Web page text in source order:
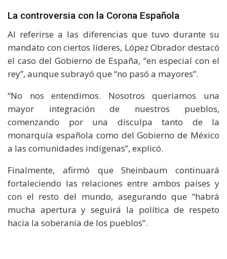
La controversia con la Corona Española
Al referirse a las diferencias que tuvo durante su
mandato con ciertos líderes, López Obrador destacó
el caso del Gobierno de España, “en especial con el
rey”, aunque subrayó que “no pasó a mayores”.
“No nos entendimos. Nosotros queríamos una
mayor integración de nuestros pueblos,
comenzando por una disculpa tanto de la
monarquía española como del Gobierno de México
a las comunidades indígenas”, explicó.
Finalmente, afirmó que Sheinbaum continuará
fortaleciendo las relaciones entre ambos países y
con el resto del mundo, asegurando que “habrá
mucha apertura y seguirá la política de respeto
hacia la soberanía de los pueblos”.